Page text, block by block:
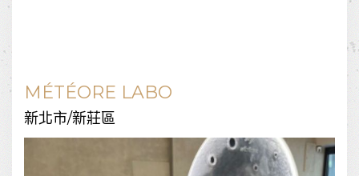
MÉTÉORE LABO
新北市/新莊區